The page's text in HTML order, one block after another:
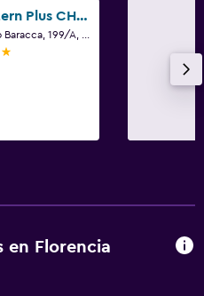
Best Western Plus CHC Florence
en Florencia